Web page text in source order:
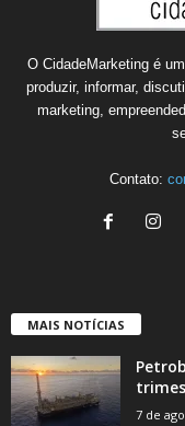
O CidadeMarketing é
produzir, informar,
marketing,
Contato:
MAIS NOTÍCIAS
7 de